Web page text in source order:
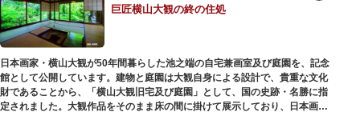
巨匠横山大観の終の住処
日本画家・横山大観が50年間暮らした池之端の自宅兼画室及び庭園を、記念
館として公開しています。建物と庭園は大観自身による設計で、貴重な文化
財であることから、「横山大観旧宅及び庭園」として、国の史跡・名勝に指
定されました。大観作品をそのまま床の間に掛けて展示しており、日本画本